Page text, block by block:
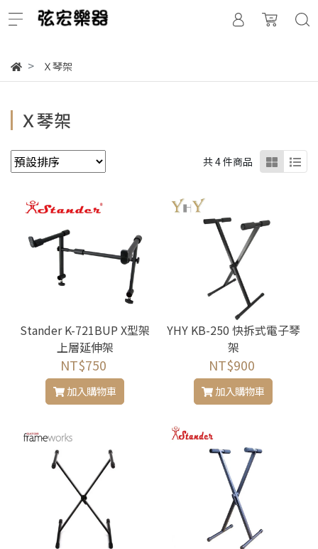
Ｘ琴架
Ｘ琴架
共 4 件商品
Stander K-721BUP X型架
上層延伸架
NT$750
加入購物車
YHY KB-250 快拆式電子琴
架
NT$900
加入購物車